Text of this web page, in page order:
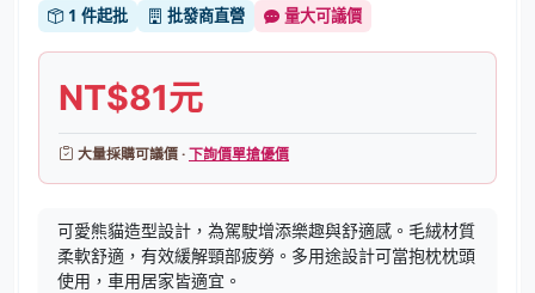
1 件起批 批發商直營 量大可議價
NT$81元
大量採購可議價 ·下詢價單搶優價
可愛熊貓造型設計，為駕駛增添樂趣與舒適感。毛絨材質
柔軟舒適，有效緩解頸部疲勞。多用途設計可當抱枕枕頭
使用，車用居家皆適宜。